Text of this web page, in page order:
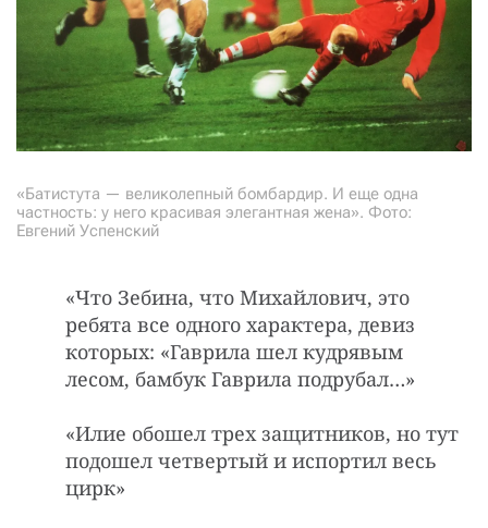
«Батистута — великолепный бомбардир. И еще одна
частность: у него красивая элегантная жена». Фото:
Евгений Успенский
«Что Зебина, что Михайлович, это
ребята все одного характера, девиз
которых: «Гаврила шел кудрявым
лесом, бамбук Гаврила подрубал…»
«Илие обошел трех защитников, но тут
подошел четвертый и испортил весь
цирк»